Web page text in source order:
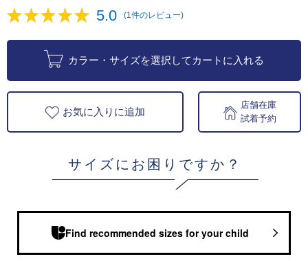
5.0 (1件のレビュー)
カラー・サイズを選択してカートに入れる
お気に入りに追加
店舗在庫
試着予約
サイズにお困りですか？
Find recommended sizes for your child